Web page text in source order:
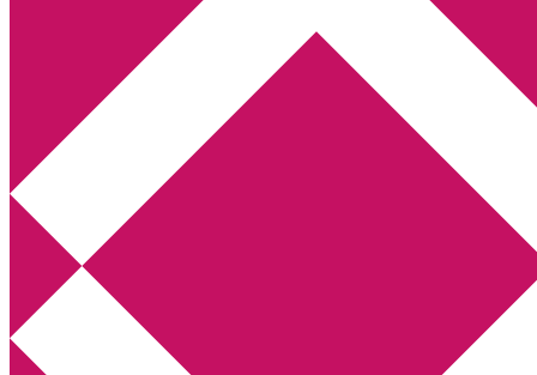
Annikas litteratur- och kulturblogg
Deckare, kriminalromaner, thrillers